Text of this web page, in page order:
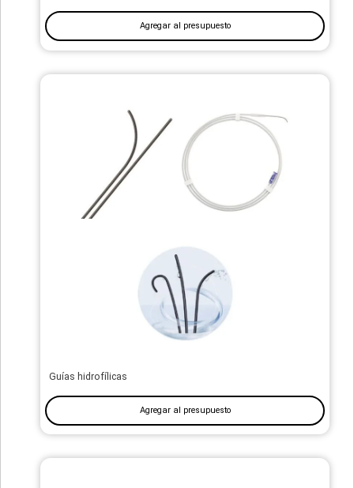
Agregar al presupuesto
Guías hidrofílicas
Agregar al presupuesto